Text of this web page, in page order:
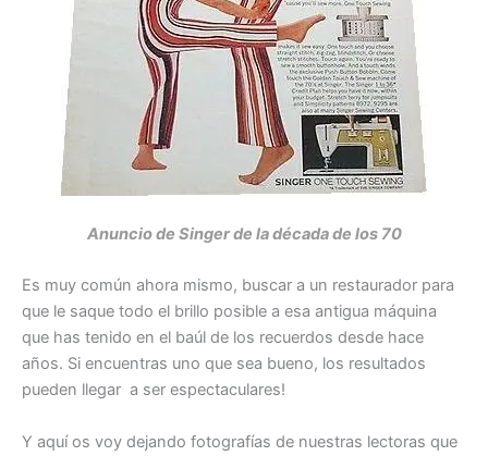
Anuncio de Singer de la década de los 70
Es muy común ahora mismo, buscar a un restaurador para
que le saque todo el brillo posible a esa antigua máquina
que has tenido en el baúl de los recuerdos desde hace
años. Si encuentras uno que sea bueno, los resultados
pueden llegar a ser espectaculares!
Y aquí os voy dejando fotografías de nuestras lectoras que